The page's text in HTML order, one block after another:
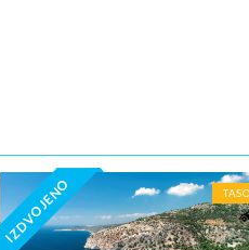
plaćaju u valuti domicilne zemlje na
IZDVOJENO